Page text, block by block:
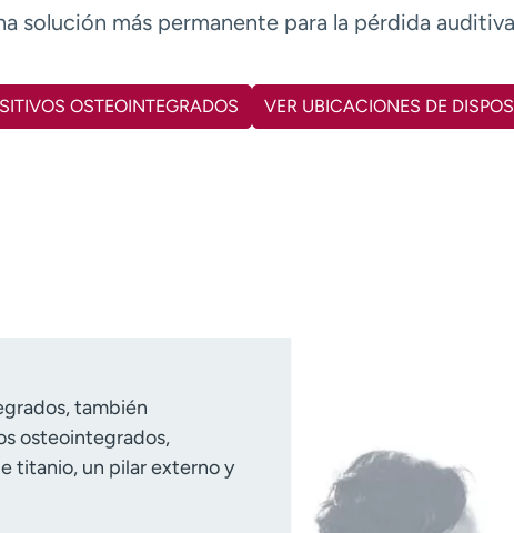
solución más permanente para la pérdida
OSTEOINTEGRADOS VER UBICACIONES DE
también
osteointegrados,
titanio, un pilar externo y